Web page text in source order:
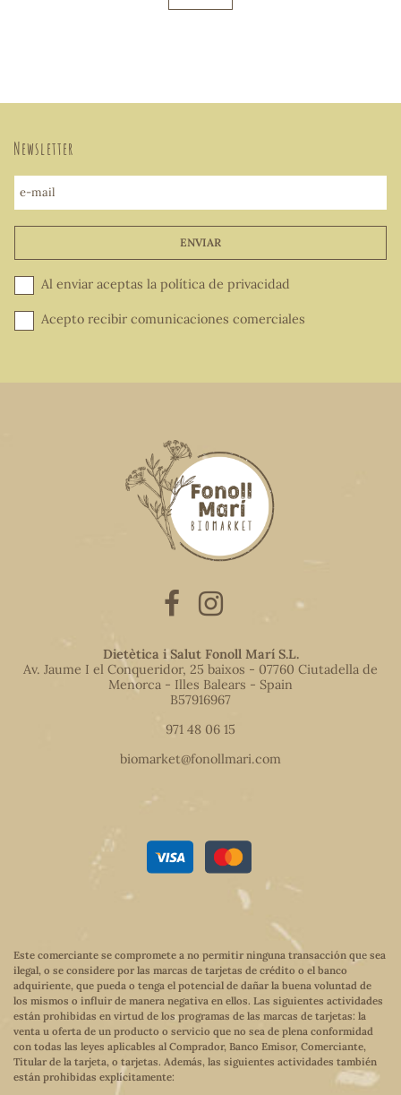
Newsletter
e-mail
ENVIAR
Al enviar aceptas la política de privacidad
Acepto recibir comunicaciones comerciales
Dietètica i Salut Fonoll Marí S.L.
Av. Jaume I el Conqueridor, 25 baixos - 07760 Ciutadella de
Menorca - Illes Balears - Spain
B57916967
971 48 06 15
biomarket@fonollmari.com
Este comerciante se compromete a no permitir ninguna transacción que sea
ilegal, o se considere por las marcas de tarjetas de crédito o el banco
adquiriente, que pueda o tenga el potencial de dañar la buena voluntad de
los mismos o influir de manera negativa en ellos. Las siguientes actividades
están prohibidas en virtud de los programas de las marcas de tarjetas: la
venta u oferta de un producto o servicio que no sea de plena conformidad
con todas las leyes aplicables al Comprador, Banco Emisor, Comerciante,
Titular de la tarjeta, o tarjetas. Además, las siguientes actividades también
están prohibidas explícitamente: